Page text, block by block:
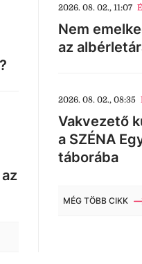
2026. 08. 02., 11:07
Nem
az
2026. 08. 02., 08:35
Vakvezető
a SZÉNA
táborába
MÉG TÖBB CIKK